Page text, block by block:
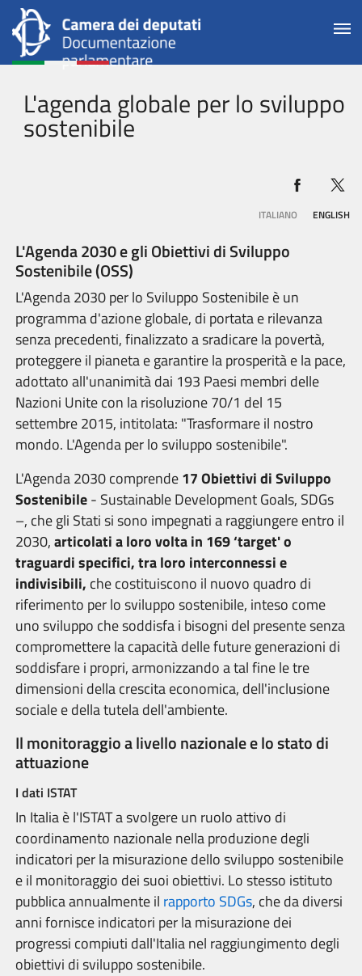
L'agenda globale per lo sviluppo
sostenibile
ITALIANO ENGLISH
L'Agenda 2030 e gli Obiettivi di Sviluppo
Sostenibile (OSS)
L'Agenda 2030 per lo Sviluppo Sostenibile è un
programma d'azione globale, di portata e rilevanza
senza precedenti, finalizzato a sradicare la povertà,
proteggere il pianeta e garantire la prosperità e la pace,
adottato all'unanimità dai 193 Paesi membri delle
Nazioni Unite con la risoluzione 70/1 del 15
settembre 2015, intitolata: "Trasformare il nostro
mondo. L'Agenda per lo sviluppo sostenibile".
L'Agenda 2030 comprende17 Obiettivi di Sviluppo
Sostenibile- Sustainable Development Goals, SDGs
–, che gli Stati si sono impegnati a raggiungere entro il
2030,articolati a loro volta in 169 ‘target' o
traguardi specifici, tra loro interconnessi e
indivisibili, che costituiscono il nuovo quadro di
riferimento per lo sviluppo sostenibile, inteso come
uno sviluppo che soddisfa i bisogni del presente senza
compromettere la capacità delle future generazioni di
soddisfare i propri, armonizzando a tal fine le tre
dimensioni della crescita economica, dell'inclusione
sociale e della tutela dell'ambiente.
Il monitoraggio a livello nazionale e lo stato di
attuazione
I dati ISTAT
In Italia è l'ISTAT a svolgere un ruolo attivo di
coordinamento nazionale nella produzione degli
indicatori per la misurazione dello sviluppo sostenibile
e il monitoraggio dei suoi obiettivi. Lo stesso istituto
pubblica annualmente il rapporto SDGs, che da diversi
anni fornisce indicatori per la misurazione dei
progressi compiuti dall'Italia nel raggiungimento degli
obiettivi di sviluppo sostenibile.